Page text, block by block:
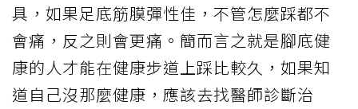
具，如果足底筋膜彈性佳，不管怎麼踩都不
會痛，反之則會更痛。簡而言之就是腳底健
康的人才能在健康步道上踩比較久，如果知
道自己沒那麼健康，應該去找醫師診斷治